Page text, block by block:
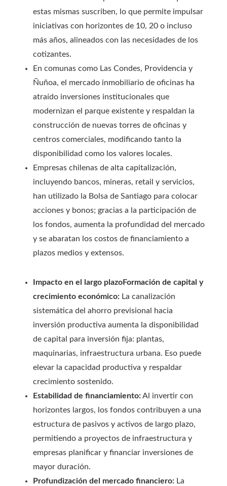
estas mismas suscriben, lo que permite impulsar
iniciativas con horizontes de 10, 20 o incluso
más años, alineados con las necesidades de los
cotizantes.
En comunas como Las Condes, Providencia y
Ñuñoa, el mercado inmobiliario de oficinas ha
atraído inversiones institucionales que
modernizan el parque existente y respaldan la
construcción de nuevas torres de oficinas y
centros comerciales, modificando tanto la
disponibilidad como los valores locales.
Empresas chilenas de alta capitalización,
incluyendo bancos, mineras, retail y servicios,
han utilizado la Bolsa de Santiago para colocar
acciones y bonos; gracias a la participación de
los fondos, aumenta la profundidad del mercado
y se abaratan los costos de financiamiento a
plazos medios y extensos.
Impacto en el largo plazoFormación de capital y
crecimiento económico: La canalización
sistemática del ahorro previsional hacia
inversión productiva aumenta la disponibilidad
de capital para inversión fija: plantas,
maquinarias, infraestructura urbana. Eso puede
elevar la capacidad productiva y respaldar
crecimiento sostenido.
Estabilidad de financiamiento:Al invertir con
horizontes largos, los fondos contribuyen a una
estructura de pasivos y activos de largo plazo,
permitiendo a proyectos de infraestructura y
empresas planificar y financiar inversiones de
mayor duración.
Profundización del mercado financiero: La